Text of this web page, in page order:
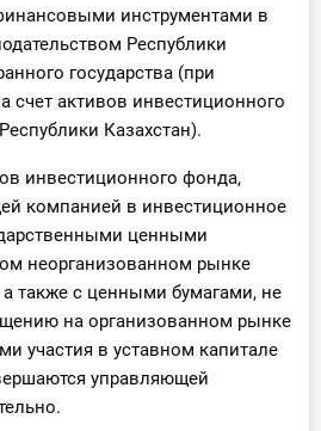
инструментами в
Республики
государства (при
счет активов инвестиционного
Казахстан).
инвестиционного фонда,
компанией в инвестиционное
ценными
неорганизованном рынке
также с ценными бумагами, не
на организованном рынке
участия в уставном капитале
управляющей